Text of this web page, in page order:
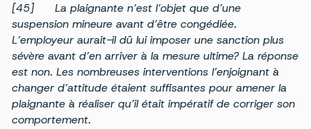
[45]
La plaignante n’est l’objet que d’une
suspension mineure avant d’être congédiée.
L’employeur aurait-il dû lui imposer une sanction plus
sévère avant d’en arriver à la mesure ultime? La réponse
est non. Les nombreuses interventions l’enjoignant à
changer d’attitude étaient suffisantes pour amener la
plaignante à réaliser qu’il était impératif de corriger son
comportement.